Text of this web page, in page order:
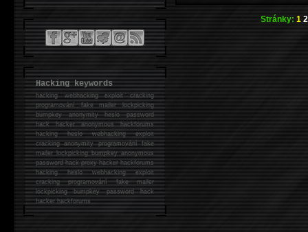
Stránky: 1 2
Hacking keywords
hackingwebhacking exploit cracking
programování fake mailer lockpicking
bumpkey anonymity heslo password
hackhacker anonymous hackforums
hackingheslo webhacking exploit
cracking anonymity programování fake
mailer lockpicking bumpkey anonymous
password hack proxy hacker hackforums
hacking heslo webhacking exploit
cracking programování fake mailer
lockpicking bumpkey password hack
hackerhackforums